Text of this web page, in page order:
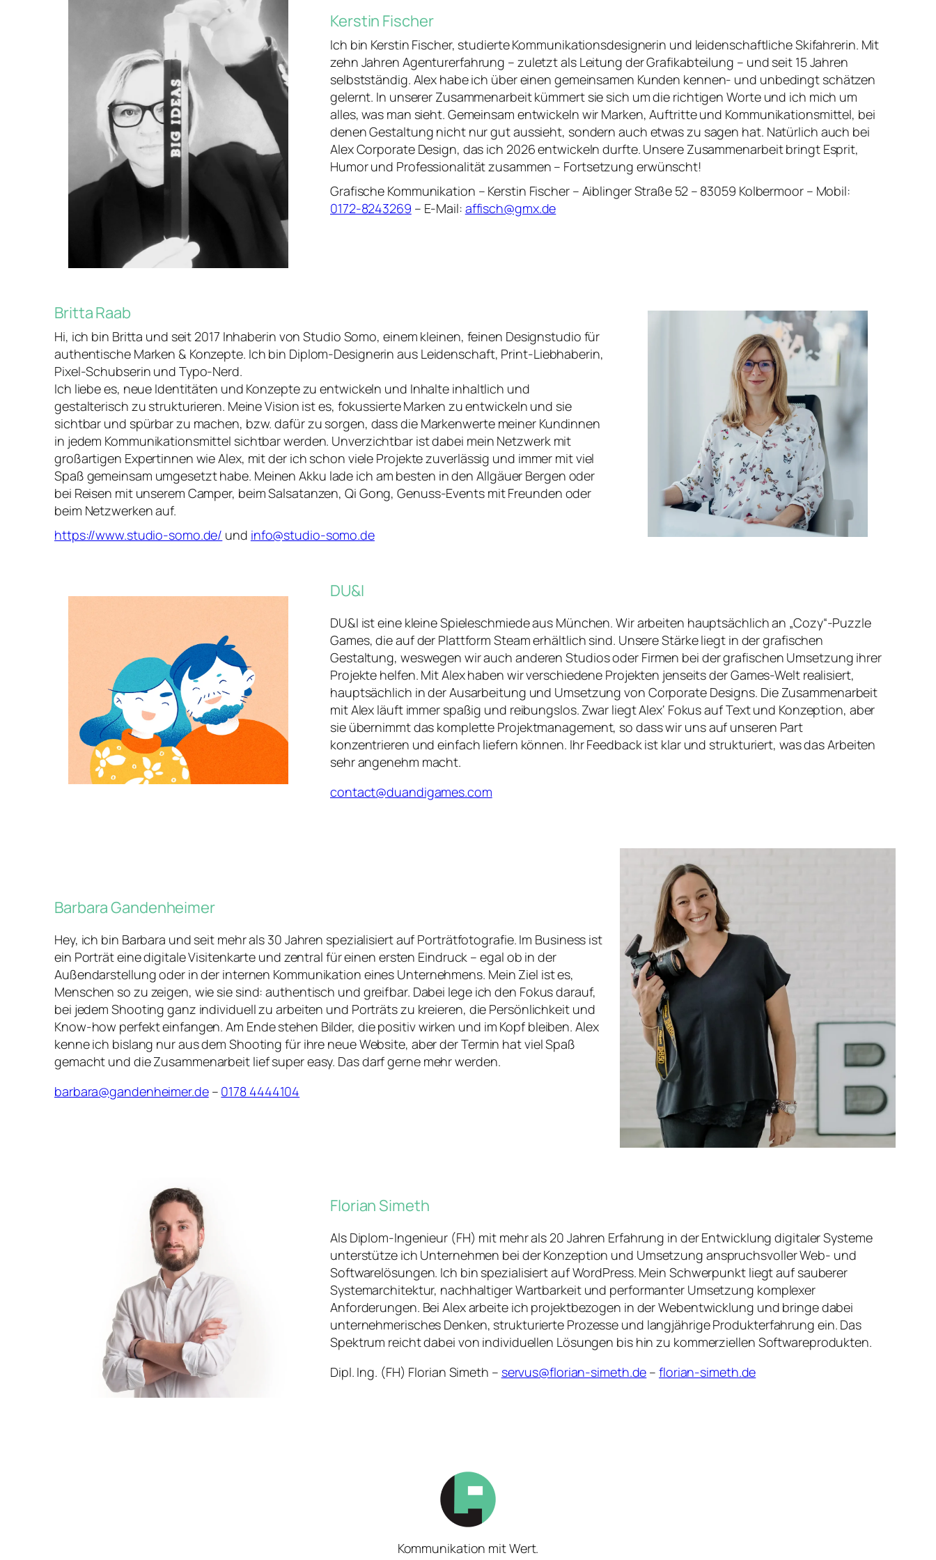
Kerstin Fischer
Ich bin Kerstin Fischer, studierte Kommunikationsdesignerin und leidenschaftliche Skifahrerin. Mit
zehn Jahren Agenturerfahrung – zuletzt als Leitung der Grafikabteilung – und seit 15 Jahren
selbstständig. Alex habe ich über einen gemeinsamen Kunden kennen- und unbedingt schätzen
gelernt. In unserer Zusammenarbeit kümmert sie sich um die richtigen Worte und ich mich um
alles, was man sieht. Gemeinsam entwickeln wir Marken, Auftritte und Kommunikationsmittel, bei
denen Gestaltung nicht nur gut aussieht, sondern auch etwas zu sagen hat. Natürlich auch bei
Alex Corporate Design, das ich 2026 entwickeln durfte. Unsere Zusammenarbeit bringt Esprit,
Humor und Professionalität zusammen – Fortsetzung erwünscht!
Grafische Kommunikation – Kerstin Fischer – Aiblinger Straße 52 – 83059 Kolbermoor – Mobil:
0172-8243269 – E-Mail: affisch@gmx.de
Britta Raab
Hi, ich bin Britta und seit 2017 Inhaberin von Studio Somo, einem kleinen, feinen Designstudio für
authentische Marken & Konzepte. Ich bin Diplom-Designerin aus Leidenschaft, Print-Liebhaberin,
Pixel-Schubserin und Typo-Nerd.
Ich liebe es, neue Identitäten und Konzepte zu entwickeln und Inhalte inhaltlich und
gestalterisch zu strukturieren. Meine Vision ist es, fokussierte Marken zu entwickeln und sie
sichtbar und spürbar zu machen, bzw. dafür zu sorgen, dass die Markenwerte meiner Kundinnen
in jedem Kommunikationsmittel sichtbar werden. Unverzichtbar ist dabei mein Netzwerk mit
großartigen Expertinnen wie Alex, mit der ich schon viele Projekte zuverlässig und immer mit viel
Spaß gemeinsam umgesetzt habe. Meinen Akku lade ich am besten in den Allgäuer Bergen oder
bei Reisen mit unserem Camper, beim Salsatanzen, Qi Gong, Genuss-Events mit Freunden oder
beim Netzwerken auf.
https://www.studio-somo.de/ und info@studio-somo.de
DU&I
DU&I ist eine kleine Spieleschmiede aus München. Wir arbeiten hauptsächlich an „Cozy“-Puzzle
Games, die auf der Plattform Steam erhältlich sind. Unsere Stärke liegt in der grafischen
Gestaltung, weswegen wir auch anderen Studios oder Firmen bei der grafischen Umsetzung ihrer
Projekte helfen. Mit Alex haben wir verschiedene Projekten jenseits der Games-Welt realisiert,
hauptsächlich in der Ausarbeitung und Umsetzung von Corporate Designs. Die Zusammenarbeit
mit Alex läuft immer spaßig und reibungslos. Zwar liegt Alex‘ Fokus auf Text und Konzeption, aber
sie übernimmt das komplette Projektmanagement, so dass wir uns auf unseren Part
konzentrieren und einfach liefern können. Ihr Feedback ist klar und strukturiert, was das Arbeiten
sehr angenehm macht.
contact@duandigames.com
Barbara Gandenheimer
Hey, ich bin Barbara und seit mehr als 30 Jahren spezialisiert auf Porträtfotografie. Im Business ist
ein Porträt eine digitale Visitenkarte und zentral für einen ersten Eindruck – egal ob in der
Außendarstellung oder in der internen Kommunikation eines Unternehmens. Mein Ziel ist es,
Menschen so zu zeigen, wie sie sind: authentisch und greifbar. Dabei lege ich den Fokus darauf,
bei jedem Shooting ganz individuell zu arbeiten und Porträts zu kreieren, die Persönlichkeit und
Know-how perfekt einfangen. Am Ende stehen Bilder, die positiv wirken und im Kopf bleiben. Alex
kenne ich bislang nur aus dem Shooting für ihre neue Website, aber der Termin hat viel Spaß
gemacht und die Zusammenarbeit lief super easy. Das darf gerne mehr werden.
barbara@gandenheimer.de– 0178 4444104
Florian Simeth
Als Diplom-Ingenieur (FH) mit mehr als 20 Jahren Erfahrung in der Entwicklung digitaler Systeme
unterstütze ich Unternehmen bei der Konzeption und Umsetzung anspruchsvoller Web- und
Softwarelösungen. Ich bin spezialisiert auf WordPress. Mein Schwerpunkt liegt auf sauberer
Systemarchitektur, nachhaltiger Wartbarkeit und performanter Umsetzung komplexer
Anforderungen. Bei Alex arbeite ich projektbezogen in der Webentwicklung und bringe dabei
unternehmerisches Denken, strukturierte Prozesse und langjährige Produkterfahrung ein. Das
Spektrum reicht dabei von individuellen Lösungen bis hin zu kommerziellen Softwareprodukten.
Dipl. Ing. (FH) Florian Simeth – servus@florian-simeth.de –florian-simeth.de
Kommunikation mit Wert.